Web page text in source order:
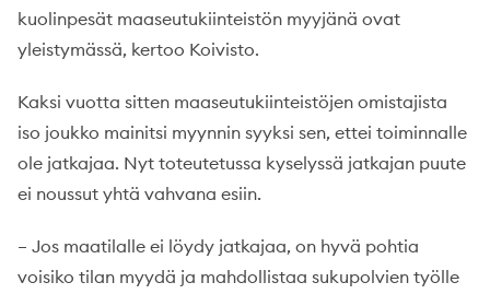
kuolinpesät maaseutukiinteistön myyjänä ovat
yleistymässä, kertoo Koivisto.
Kaksi vuotta sitten maaseutukiinteistöjen omistajista
iso joukko mainitsi myynnin syyksi sen, ettei toiminnalle
ole jatkajaa. Nyt toteutetussa kyselyssä jatkajan puute
ei noussut yhtä vahvana esiin.
– Jos maatilalle ei löydy jatkajaa, on hyvä pohtia
voisiko tilan myydä ja mahdollistaa sukupolvien työlle